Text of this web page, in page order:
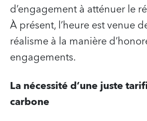
d’engagement à atténuer le
À présent, l’heure est venue
réalisme à la manière
engagements.
La nécessité d’une juste
carbone